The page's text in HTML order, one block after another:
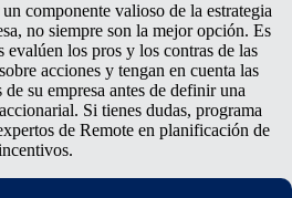
componente valioso de la estrategia
no siempre son la mejor opción. Es
evalúen los pros y los contras de las
acciones y tengan en cuenta las
su empresa antes de definir una
Si tienes dudas, programa
de Remote en planificación de